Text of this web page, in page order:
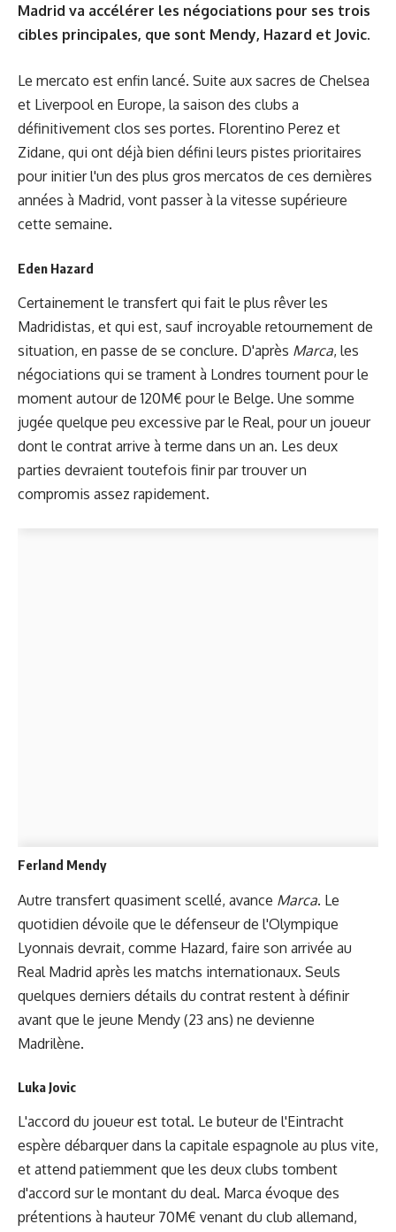
Madrid va accélérer les négociations pour ses trois
cibles principales, que sont Mendy, Hazard et Jovic.
Le mercato est enfin lancé. Suite aux sacres de Chelsea
et Liverpool en Europe, la saison des clubs a
définitivement clos ses portes. Florentino Perez et
Zidane, qui ont déjà bien défini leurs pistes prioritaires
pour initier l'un des plus gros mercatos de ces dernières
années à Madrid, vont passer à la vitesse supérieure
cette semaine.
Eden Hazard
Certainement le transfert qui fait le plus rêver les
Madridistas, et qui est, sauf incroyable retournement de
situation, en passe de se conclure. D'après Marca, les
négociations qui se trament à Londres tournent pour le
moment autour de 120M€ pour le Belge. Une somme
jugée quelque peu excessive par le Real, pour un joueur
dont le contrat arrive à terme dans un an. Les deux
parties devraient toutefois finir par trouver un
compromis assez rapidement.
Ferland Mendy
Autre transfert quasiment scellé, avance Marca. Le
quotidien dévoile que le défenseur de l'Olympique
Lyonnais devrait, comme Hazard, faire son arrivée au
Real Madrid après les matchs internationaux. Seuls
quelques derniers détails du contrat restent à définir
avant que le jeune Mendy (23 ans) ne devienne
Madrilène.
Luka Jovic
L'accord du joueur est total. Le buteur de l'Eintracht
espère débarquer dans la capitale espagnole au plus vite,
et attend patiemment que les deux clubs tombent
d'accord sur le montant du deal. Marca évoque des
prétentions à hauteur 70M€ venant du club allemand,